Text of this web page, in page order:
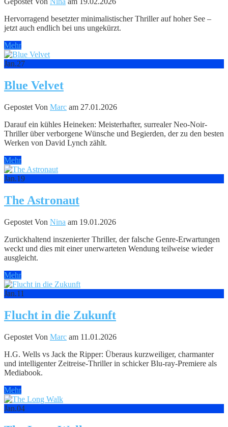
Hervorragend besetzter minimalistischer Thriller auf hoher See –
jetzt auch endlich bei uns ungekürzt.
Mehr
Jan.27
Blue Velvet
Gepostet Von Marc am 27.01.2026
Darauf ein kühles Heineken: Meisterhafter, surrealer Neo-Noir-
Thriller über verborgene Wünsche und Begierden, der zu den besten
Werken von David Lynch zählt.
Mehr
Jan.19
The Astronaut
Gepostet Von Nina am 19.01.2026
Zurückhaltend inszenierter Thriller, der falsche Genre-Erwartungen
weckt und dies mit einer unerwarteten Wendung teilweise wieder
ausgleicht.
Mehr
Jan.11
Flucht in die Zukunft
Gepostet Von Marc am 11.01.2026
H.G. Wells vs Jack the Ripper: Überaus kurzweiliger, charmanter
und intelligenter Zeitreise-Thriller in schicker Blu-ray-Premiere als
Mediabook.
Mehr
Jan.04